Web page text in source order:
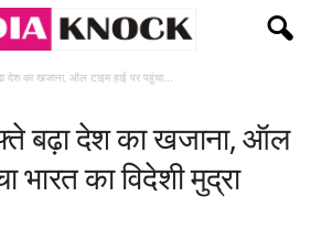
देश का खजाना, ऑल टाइम हाई पर पहुंचा...
बढ़ा देश का खजाना, ऑल
भारत का विदेशी मुद्रा